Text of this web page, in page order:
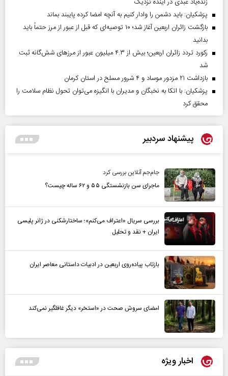
پزشکیان: باید دشمن را وادار کنیم به آنچه امضا کرده پایبند بماند
بازگشت زائران اربعین آغاز شد؛ ۱۰ توصیه‌ای که قبل از عبور از مرز حتماً باید
بدانید
رکورد تردد زائران اربعین؛ بیش از ۴.۳ میلیون عبور از مرزهای شش‌گانه ثبت
شد
بازداشت ۲۱ مزدور موساد و ۴ شرور مسلح در استان کرمان
پزشکیان: با اتکا به نخبگان و مدیران با انگیزه می‌توان تحول نظام سلامت را
محقق کرد
پیشنهاد سردبیر
جام‌جم آنلاین بررسی کرد
ماجرای سن بازنشستگی ۵۵ و ۶۲ ساله چیست؟
بررسی سریال «اعتراف می‌کنم»؛ ساختارشکنی در ژانر پلیسی
ایران + نقد و تحلیل
بازتاب پیاده‌روی اربعین در ادبیات داستانی معاصر ایران
امضای سروش صحت در «استخر» دیگر غافلگیر نمی‌کند
اخبار ویژه